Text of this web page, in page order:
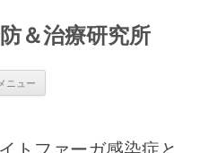
＆治療研究所
ニュー